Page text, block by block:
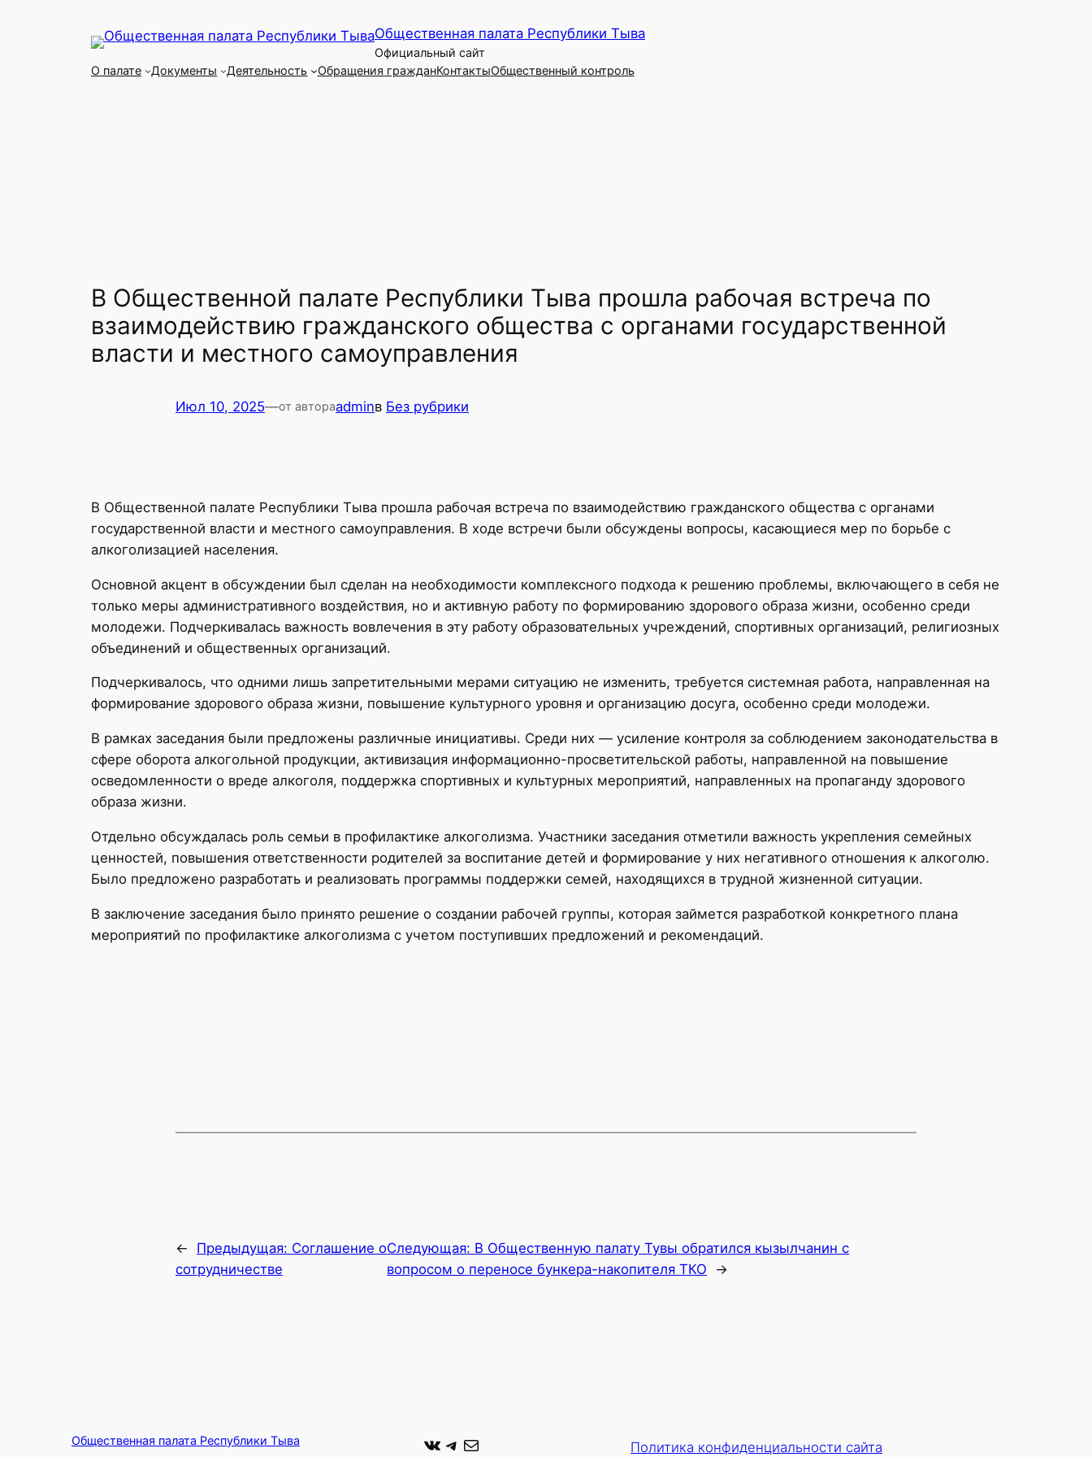
Общественная палата Республики Тыва
Официальный сайт
О палате
Документы Деятельность Обращения гражданКонтактыОбщественный контроль
В Общественной палате Республики Тыва прошла рабочая встреча по
взаимодействию гражданского общества с органами государственной
власти и местного самоуправления
Июл 10, 2025—от автораadminв Без рубрики
В Общественной палате Республики Тыва прошла рабочая встреча по взаимодействию гражданского общества с органами
государственной власти и местного самоуправления. В ходе встречи были обсуждены вопросы, касающиеся мер по борьбе с
алкоголизацией населения.
Основной акцент в обсуждении был сделан на необходимости комплексного подхода к решению проблемы, включающего в себя не
только меры административного воздействия, но и активную работу по формированию здорового образа жизни, особенно среди
молодежи. Подчеркивалась важность вовлечения в эту работу образовательных учреждений, спортивных организаций, религиозных
объединений и общественных организаций.
Подчеркивалось, что одними лишь запретительными мерами ситуацию не изменить, требуется системная работа, направленная на
формирование здорового образа жизни, повышение культурного уровня и организацию досуга, особенно среди молодежи.
В рамках заседания были предложены различные инициативы. Среди них — усиление контроля за соблюдением законодательства в
сфере оборота алкогольной продукции, активизация информационно-просветительской работы, направленной на повышение
осведомленности о вреде алкоголя, поддержка спортивных и культурных мероприятий, направленных на пропаганду здорового
образа жизни.
Отдельно обсуждалась роль семьи в профилактике алкоголизма. Участники заседания отметили важность укрепления семейных
ценностей, повышения ответственности родителей за воспитание детей и формирование у них негативного отношения к алкоголю.
Было предложено разработать и реализовать программы поддержки семей, находящихся в трудной жизненной ситуации.
В заключение заседания было принято решение о создании рабочей группы, которая займется разработкой конкретного плана
мероприятий по профилактике алкоголизма с учетом поступивших предложений и рекомендаций.
← Предыдущая: Соглашение о
сотрудничестве
Следующая: В Общественную палату Тувы обратился кызылчанин с
вопросом о переносе бункера-накопителя ТКО
→
Общественная палата Республики Тыва ВКонтакте Telegram Почта
Политика конфиденциальности сайта